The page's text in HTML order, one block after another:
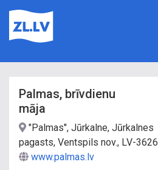
Palmas, brīvdienu
māja
"Palmas", Jūrkalne, Jūrkalnes
pagasts, Ventspils nov., LV-3626
www.palmas.lv